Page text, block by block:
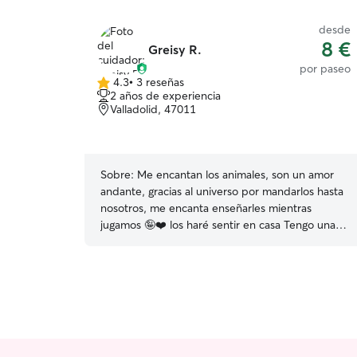
Greisy R.
desde
8 €
por paseo
4.3
de
5
4.3• 3 reseñas
2 años de experiencia
Valladolid, 47011
Sobre: Me encantan los animales, son un amor
andante, gracias al universo por mandarlos hasta
nosotros, me encanta enseñarles mientras
jugamos 🤪❤️ los haré sentir en casa Tengo una